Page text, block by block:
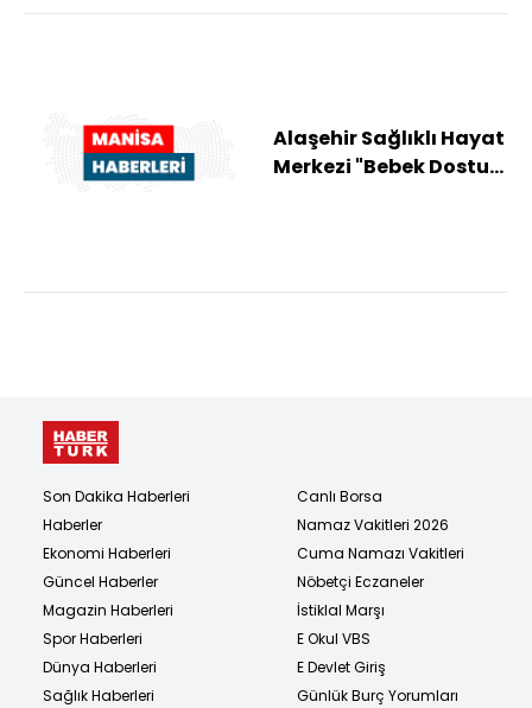
Alaşehir Sağlıklı Hayat
Merkezi "Bebek Dostu"
Son Dakika Haberleri
Haberler
Ekonomi Haberleri
Güncel Haberler
Magazin Haberleri
Spor Haberleri
Dünya Haberleri
Sağlık Haberleri
Canlı Borsa
Namaz Vakitleri 2026
Cuma Namazı Vakitleri
Nöbetçi Eczaneler
İstiklal Marşı
E Okul VBS
E Devlet Giriş
Günlük Burç Yorumları